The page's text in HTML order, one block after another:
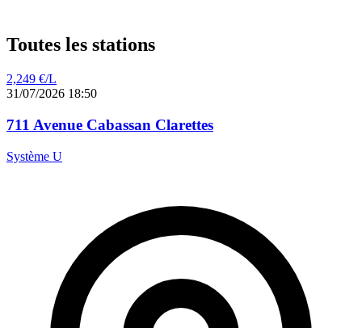
Toutes les stations
2,249 €/L
31/07/2026 18:50
711 Avenue Cabassan Clarettes
Système U